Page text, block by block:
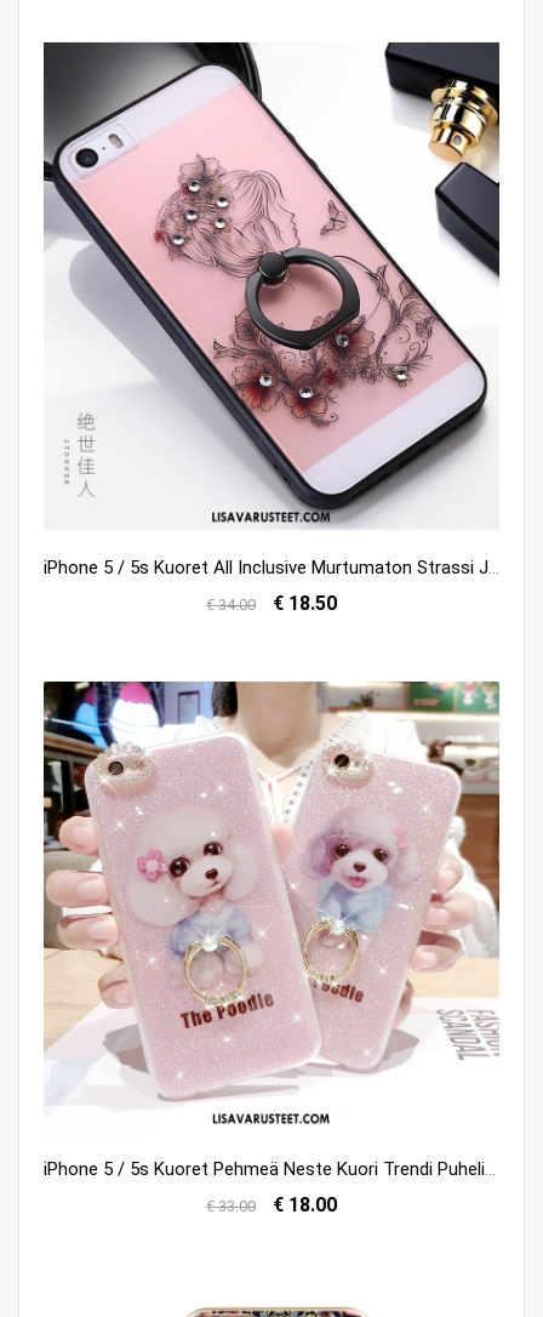
iPhone 5 / 5s Kuoret All Inclusive Murtumaton Strassi Jauhe Kuori Halvat
€ 34.00 € 18.50
iPhone 5 / 5s Kuoret Pehmeä Neste Kuori Trendi Puhelimen Suojaus Osta
€ 33.00 € 18.00